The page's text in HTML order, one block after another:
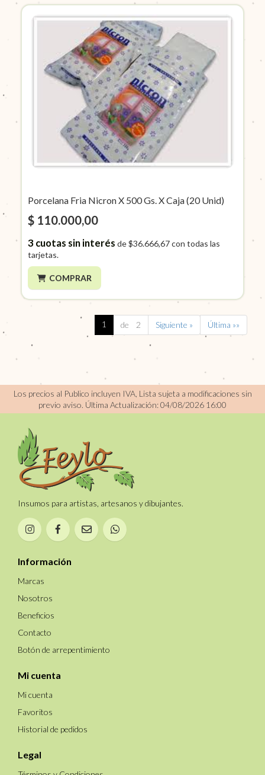
Porcelana Fria Nicron X 500 Gs. X Caja (20 Unid)
$ 110.000,00
3cuotas sin interés de$36.666,67con todas las
tarjetas.
COMPRAR
1 de 2 Siguiente » Última »»
Los precios al Publico incluyen IVA, Lista sujeta a modificaciones sin
previo aviso. Última Actualización: 04/08/2026 16:00
Insumos para artistas, artesanos y dibujantes.
Información
Marcas
Nosotros
Beneficios
Contacto
Botón de arrepentimiento
Mi cuenta
Mi cuenta
Favoritos
Historial de pedidos
Legal